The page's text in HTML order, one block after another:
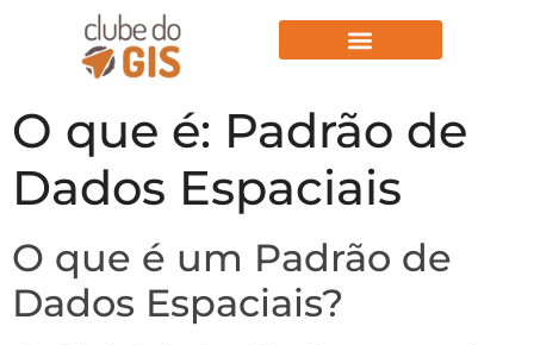
O que é: Padrão de
Dados Espaciais
O que é um Padrão de
Dados Espaciais?